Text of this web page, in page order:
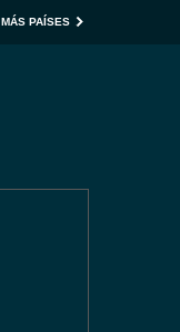
MÁS PAÍSES